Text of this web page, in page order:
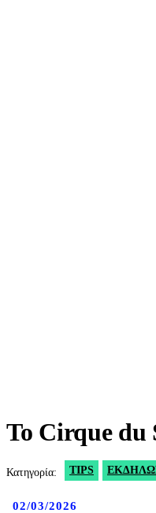
Το Cirque du
Κατηγορία: TIPS
02/03/2026